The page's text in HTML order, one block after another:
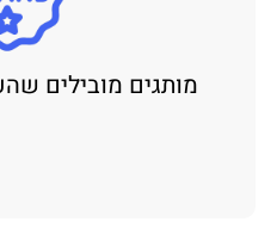
מותגים מובילים